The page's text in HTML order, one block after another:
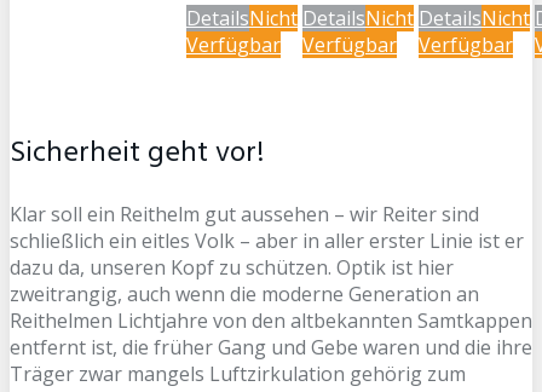
DetailsNicht
Verfügbar
DetailsNicht
Verfügbar
DetailsNicht
Verfügbar
Sicherheit geht vor!
Klar soll ein Reithelm gut aussehen – wir Reiter sind
schließlich ein eitles Volk – aber in aller erster Linie ist er
dazu da, unseren Kopf zu schützen. Optik ist hier
zweitrangig, auch wenn die moderne Generation an
Reithelmen Lichtjahre von den altbekannten Samtkappen
entfernt ist, die früher Gang und Gebe waren und die ihre
Träger zwar mangels Luftzirkulation gehörig zum